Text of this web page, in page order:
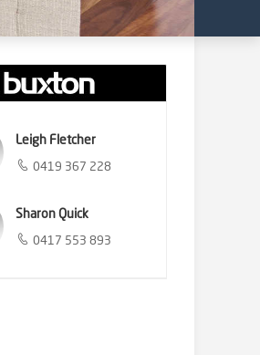
Leigh Fletcher
0419 367 228
Sharon Quick
0417 553 893